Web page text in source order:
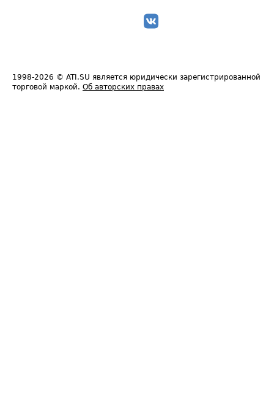
1998-2026 © ATI.SU является юридически зарегистрированной
торговой маркой. Об авторских правах